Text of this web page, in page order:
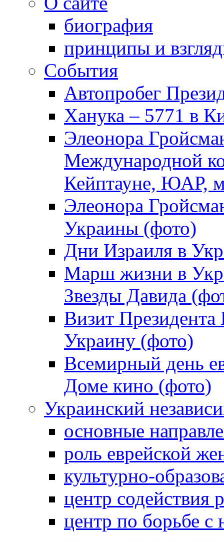
биография
принципы и
События
Автопробег
Ханука – 5771 в
Элеонора
Международной
Кейптауне, ЮАР,
Элеонора
Украины (фото)
Дни Израиля в
Марш жизни в
Звезды Давида
Визит
Украину (фото)
Всемирный день
Доме кино (фото)
Украинский
основные
роль еврейской
культурно-
центр содействия
центр по борьбе с